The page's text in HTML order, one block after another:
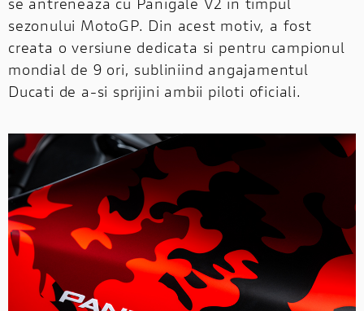
sezonului MotoGP. Din acest motiv, a fost
creata o versiune dedicata si pentru campionul
mondial de 9 ori, subliniind angajamentul
Ducati de a-si sprijini ambii piloti oficiali.